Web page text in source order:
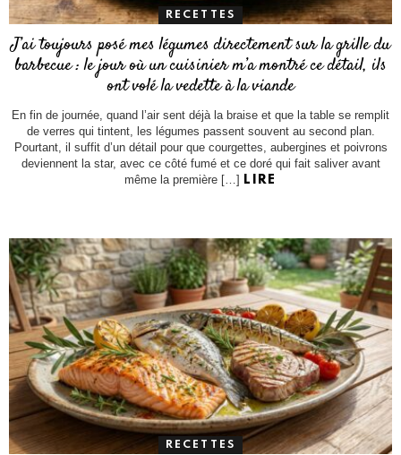
RECETTES
J’ai toujours posé mes légumes directement sur la grille du
barbecue : le jour où un cuisinier m’a montré ce détail, ils
ont volé la vedette à la viande
En fin de journée, quand l’air sent déjà la braise et que la table se remplit
de verres qui tintent, les légumes passent souvent au second plan.
Pourtant, il suffit d’un détail pour que courgettes, aubergines et poivrons
deviennent la star, avec ce côté fumé et ce doré qui fait saliver avant
même la première […]
LIRE
RECETTES